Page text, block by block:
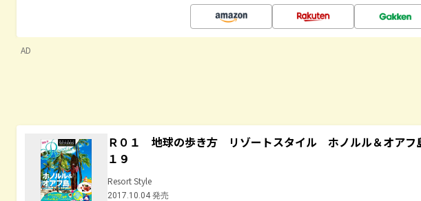
AD
Ｒ０１ 地球の歩き方 リゾートスタイル ホノルル＆オアフ
１９
Resort Style
2017.10.04 発売